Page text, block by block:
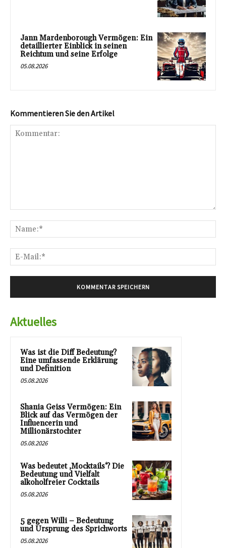
Jann Mardenborough Vermögen: Ein
detaillierter Einblick in seinen
Reichtum und seine Erfolge
05.08.2026
Kommentieren Sie den Artikel
Aktuelles
Was ist die Diff Bedeutung?
Eine umfassende Erklärung
und Definition
05.08.2026
Shania Geiss Vermögen: Ein
Blick auf das Vermögen der
Influencerin und
Millionärstochter
05.08.2026
Was bedeutet ‚Mocktails‘? Die
Bedeutung und Vielfalt
alkoholfreier Cocktails
05.08.2026
5 gegen Willi – Bedeutung
und Ursprung des Sprichworts
05.08.2026